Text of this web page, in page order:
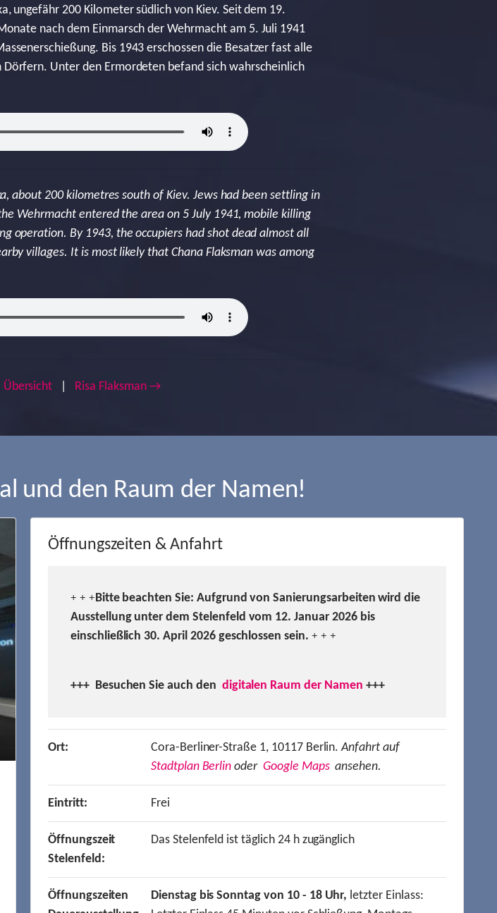
ungefähr 200 Kilometer südlich von Kiev. Seit dem 19.
nach dem Einmarsch der Wehrmacht am 5. Juli 1941
Bis 1943 erschossen die Besatzer fast alle
Dörfern. Unter den Ermordeten befand sich wahrscheinlich
about 200 kilometres south of Kiev. Jews had been settling in
Wehrmacht entered the area on 5 July 1941, mobile killing
operation. By 1943, the occupiers had shot dead almost all
villages. It is most likely that Chana Flaksman was among
Übersicht Risa Flaksman →
und den Raum der Namen!
Öffnungszeiten & Anfahrt
+ + +Bitte beachten Sie: Aufgrund von Sanierungsarbeiten wird die
Ausstellung unter dem Stelenfeld vom 12. Januar 2026 bis
einschließlich 30. April 2026 geschlossen sein. + + +
+++ Besuchen Sie auch den digitalen Raum der Namen +++
Ort: Cora-Berliner-Straße 1, 10117 Berlin.Anfahrt auf
Stadtplan Berlin oder Google Mapsansehen.
Eintritt: Frei
Öffnungszeit
Stelenfeld:
Das Stelenfeld ist täglich 24 h zugänglich
Öffnungszeiten
Dienstag bis Sonntag von 10 - 18 Uhr, letzter Einlass: